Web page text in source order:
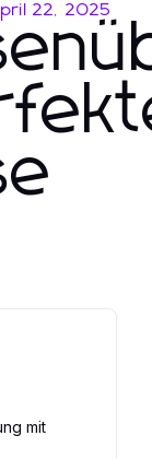
22, 2025
mit